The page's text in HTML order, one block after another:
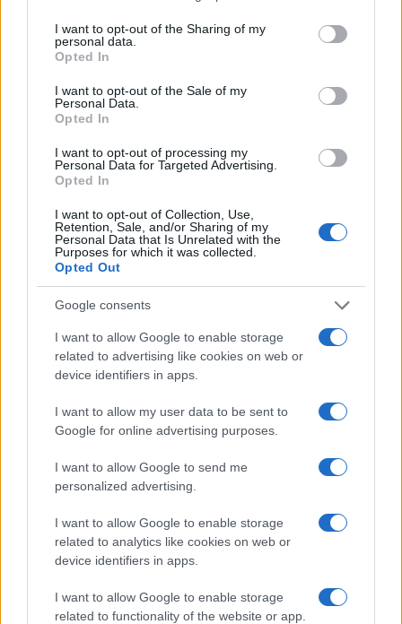
not limited to your visit or usage behaviour. You may click to
grant or deny consent to Google and its third-party tags to
use your data for below specified purposes in below Google
consent section.
I want to opt-out of the Sharing of my
personal data.
Opted In
I want to opt-out of the Sale of my
Personal Data.
Opted In
I want to opt-out of processing my
Personal Data for Targeted Advertising.
Opted In
I want to opt-out of Collection, Use,
Retention, Sale, and/or Sharing of my
Personal Data that Is Unrelated with the
Purposes for which it was collected.
Opted Out
Google consents
I want to allow Google to enable storage
related to advertising like cookies on web or
device identifiers in apps.
I want to allow my user data to be sent to
Google for online advertising purposes.
I want to allow Google to send me
personalized advertising.
I want to allow Google to enable storage
related to analytics like cookies on web or
device identifiers in apps.
I want to allow Google to enable storage
related to functionality of the website or app.
Lesújtva fogadtuk a hírt: meghalt a Rebbe